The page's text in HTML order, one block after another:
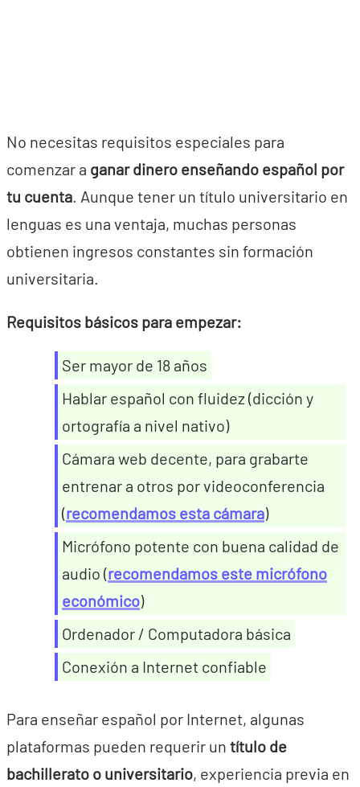
No necesitas requisitos especiales para
comenzar a ganar dinero enseñando español por
tu cuenta. Aunque tener un título universitario en
lenguas es una ventaja, muchas personas
obtienen ingresos constantes sin formación
universitaria.
Requisitos básicos para empezar:
Ser mayor de 18 años
Hablar español con fluidez (dicción y
ortografía a nivel nativo)
Cámara web decente, para grabarte
entrenar a otros por videoconferencia
(recomendamos esta cámara)
Micrófono potente con buena calidad de
audio (recomendamos este micrófono
económico)
Ordenador / Computadora básica
Conexión a Internet confiable
Para enseñar español por Internet, algunas
plataformas pueden requerir un título de
bachillerato o universitario, experiencia previa en